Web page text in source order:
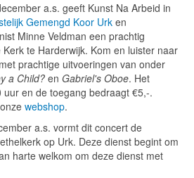
a.s. geeft Kunst Na Arbeid in
Gemengd Koor Urk en
Minne Veldman een prachtig
te Harderwijk. Kom en luister naar
prachtige uitvoeringen van onder
a Child? en Gabriel's Oboe. Het
en de toegang bedraagt €5,-.
webshop.
a.s. vormt dit concert de
op Urk. Deze dienst begint om
harte welkom om deze dienst met